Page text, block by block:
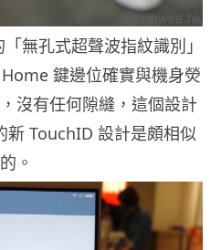
無孔式超聲波指紋識別」
鍵邊位確實與機身熒
沒有任何隙縫，這個設計
TouchID 設計是頗相似
的。